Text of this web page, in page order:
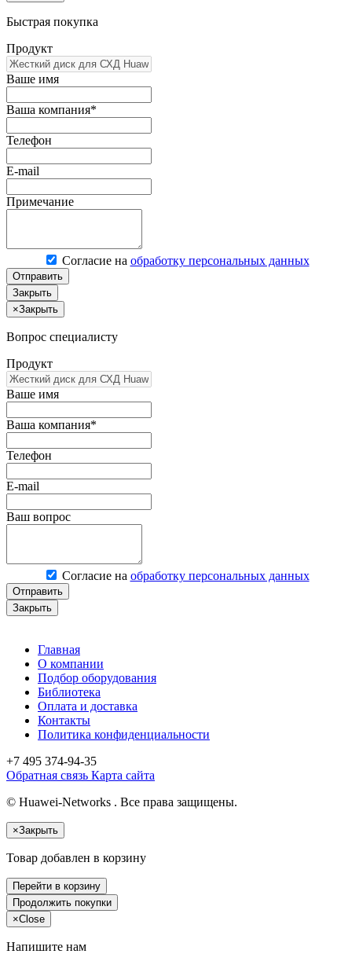
Быстрая покупка
Продукт
Ваше имя
Ваша компания*
Телефон
E-mail
Примечание
Согласие на обработку персональных данных
Отправить
Закрыть
×Закрыть
Вопрос специалисту
Продукт
Ваше имя
Ваша компания*
Телефон
E-mail
Ваш вопрос
Согласие на обработку персональных данных
Отправить
Закрыть
Главная
О компании
Подбор оборудования
Библиотека
Оплата и доставка
Контакты
Политика конфиденциальности
+7 495 374-94-35
Обратная связь Карта сайта
© Huawei-Networks . Все права защищены.
×Закрыть
Товар добавлен в корзину
Перейти в корзину
Продолжить покупки
×Close
Напишите нам